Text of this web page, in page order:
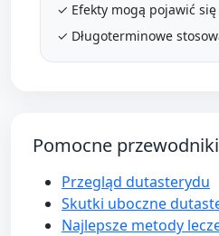
✓ Efekty mogą pojawić
✓ Długoterminowe
Pomocne przewodniki
Przegląd dutasterydu
Skutki uboczne
Najlepsze metody